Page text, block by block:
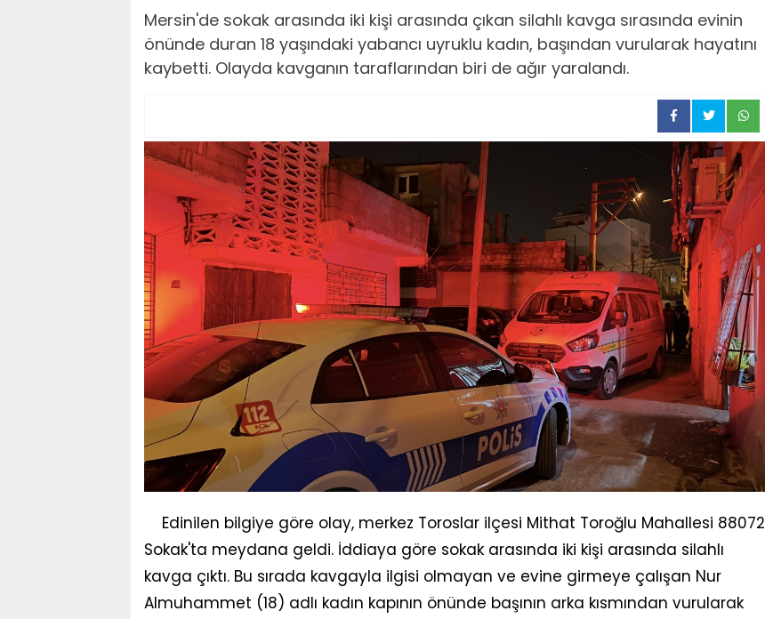
Mersin'de sokak arasında iki kişi arasında çıkan silahlı kavga sırasında evinin
önünde duran 18 yaşındaki yabancı uyruklu kadın, başından vurularak hayatını
kaybetti. Olayda kavganın taraflarından biri de ağır yaralandı.
Edinilen bilgiye göre olay, merkez Toroslar ilçesi Mithat Toroğlu Mahallesi 88072
Sokak'ta meydana geldi. İddiaya göre sokak arasında iki kişi arasında silahlı
kavga çıktı. Bu sırada kavgayla ilgisi olmayan ve evine girmeye çalışan Nur
Almuhammet (18) adlı kadın kapının önünde başının arka kısmından vurularak